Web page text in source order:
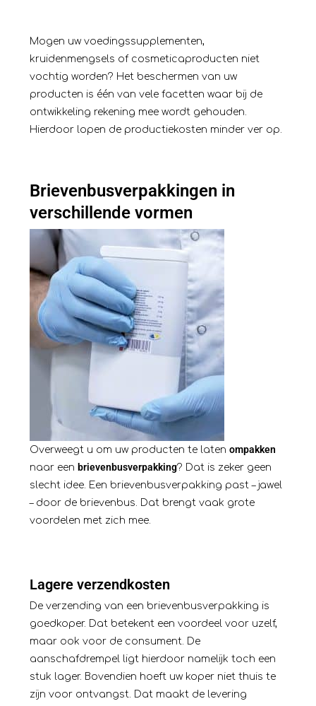
Mogen uw voedingssupplementen,
kruidenmengsels of cosmeticaproducten niet
vochtig worden? Het beschermen van uw
producten is één van vele facetten waar bij de
ontwikkeling rekening mee wordt gehouden.
Hierdoor lopen de productiekosten minder ver op.
Brievenbusverpakkingen in
verschillende vormen
Overweegt u om uw producten te laten ompakken
naar een brievenbusverpakking? Dat is zeker geen
slecht idee. Een brievenbusverpakking past – jawel
– door de brievenbus. Dat brengt vaak grote
voordelen met zich mee.
Lagere verzendkosten
De verzending van een brievenbusverpakking is
goedkoper. Dat betekent een voordeel voor uzelf,
maar ook voor de consument. De
aanschafdrempel ligt hierdoor namelijk toch een
stuk lager. Bovendien hoeft uw koper niet thuis te
zijn voor ontvangst. Dat maakt de levering